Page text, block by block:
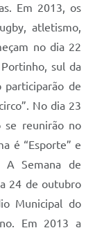
Em 2013, os
atletismo,
no dia 22
sul da
participarão de
No dia 23
se reunirão no
é “Esporte” e
A Semana de
24 de outubro
Municipal do
Em 2013 a